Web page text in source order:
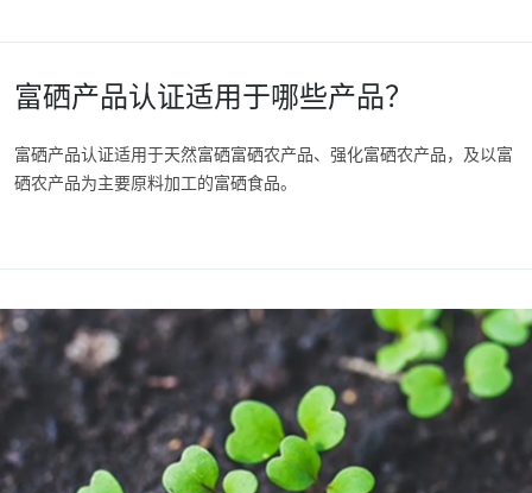
富硒产品认证适用于哪些产品？
富硒产品认证适用于天然富硒富硒农产品、强化富硒农产品，及以富
硒农产品为主要原料加工的富硒食品。
谁可以申请富硒产品认证？
从事富硒农产品生产、富硒食品加工、富硒产品经营的单位或个人。